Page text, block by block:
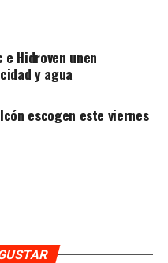
Hidroven unen
y agua
escogen este viernes